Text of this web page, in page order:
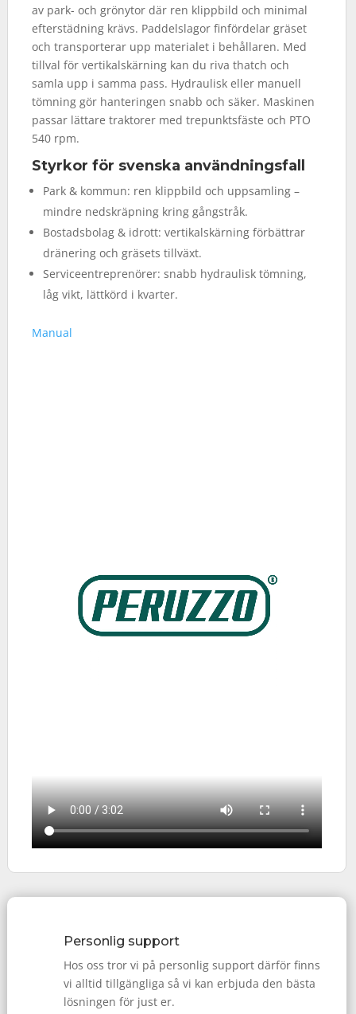
av park- och grönytor där ren klippbild och minimal
efterstädning krävs. Paddelslagor finfördelar gräset
och transporterar upp materialet i behållaren. Med
tillval för vertikalskärning kan du riva thatch och
samla upp i samma pass. Hydraulisk eller manuell
tömning gör hanteringen snabb och säker. Maskinen
passar lättare traktorer med trepunktsfäste och PTO
540 rpm.
Styrkor för svenska användningsfall
Park & kommun: ren klippbild och uppsamling –
mindre nedskräpning kring gångstråk.
Bostadsbolag & idrott: vertikalskärning förbättrar
dränering och gräsets tillväxt.
Serviceentreprenörer: snabb hydraulisk tömning,
låg vikt, lättkörd i kvarter.
Manual
Personlig support
Hos oss tror vi på personlig support därför finns
vi alltid tillgängliga så vi kan erbjuda den bästa
lösningen för just er.